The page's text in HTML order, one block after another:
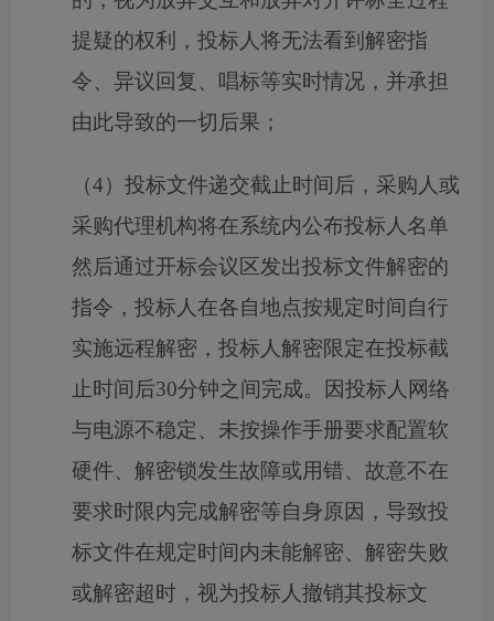
提疑的权利，投标人将无法看到解密指
令、异议回复、唱标等实时情况，并承担
由此导致的一切后果；
（4）投标文件递交截止时间后，采购人或
采购代理机构将在系统内公布投标人名单
然后通过开标会议区发出投标文件解密的
指令，投标人在各自地点按规定时间自行
实施远程解密，投标人解密限定在投标截
止时间后30分钟之间完成。因投标人网络
与电源不稳定、未按操作手册要求配置软
硬件、解密锁发生故障或用错、故意不在
要求时限内完成解密等自身原因，导致投
标文件在规定时间内未能解密、解密失败
或解密超时，视为投标人撤销其投标文